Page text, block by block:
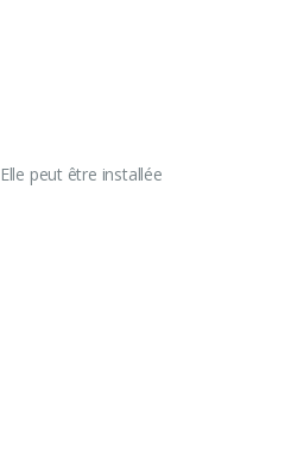
peut être installée